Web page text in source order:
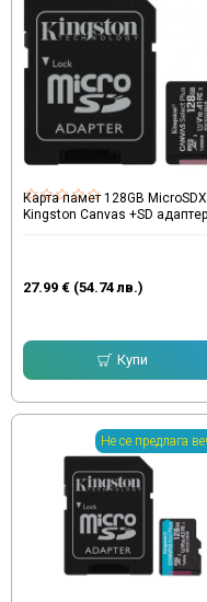
Карта памет 128GB
Kingston Canvas +SD адаптер
27.99 € (54.74 лв.)
Купи
Не се предлага